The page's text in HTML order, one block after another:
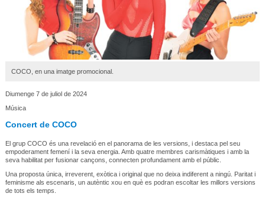
COCO, en una imatge promocional.
Diumenge 7 de juliol de 2024
Música
Concert de COCO
El grup COCO és una revelació en el panorama de les versions, i destaca pel seu
empoderament femení i la seva energia. Amb quatre membres carismàtiques i amb la
seva habilitat per fusionar cançons, connecten profundament amb el públic.
Una proposta única, irreverent, exòtica i original que no deixa indiferent a ningú. Paritat i
feminisme als escenaris, un autèntic xou en què es podran escoltar les millors versions
de tots els temps.